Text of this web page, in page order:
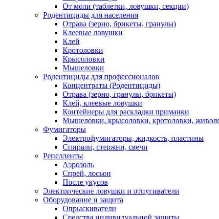
От моли (таблетки, ловушки, секции)
Родентициды для населения
Отрава (зерно, брикеты, гранулы)
Клеевые ловушки
Клей
Кротоловки
Крысоловки
Мышеловки
Родентициды для профессионалов
Концентраты (Родентициды)
Отрава (зерно, гранулы, брикеты)
Клей, клеевые ловушки
Контейнеры для раскладки приманки
Мышеловки, крысоловки, кротоловки,
Фумигаторы
Электрофумигаторы, жидкость, пластины
Спирали, стержни, свечи
Репелленты
Аэрозоль
Спрей, лосьон
После укусов
Электрические ловушки и отпугиватели
Оборудование и защита
Опрыскиватели
Средства индивидуальной защиты